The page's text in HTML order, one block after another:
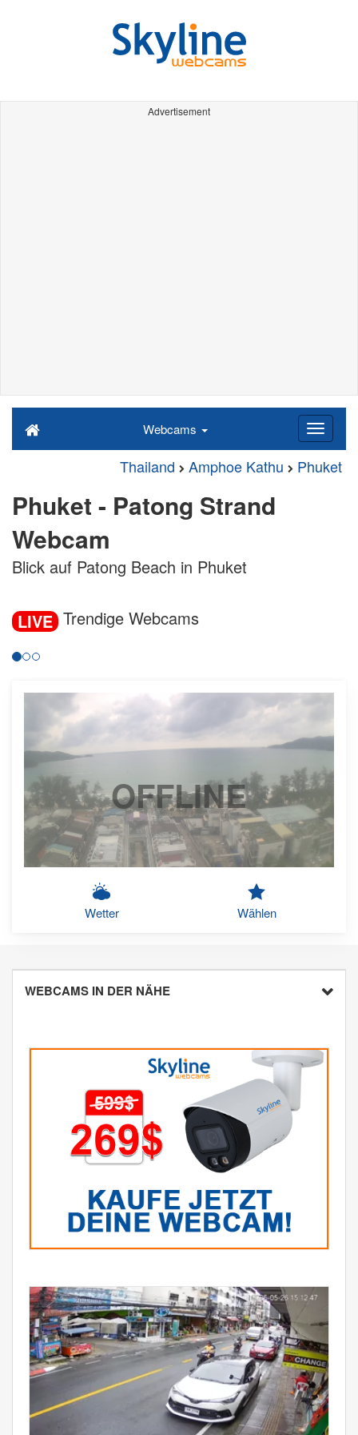
Advertisement
Webcams
Thailand Amphoe Kathu Phuket
Phuket - Patong Strand
Webcam
Blick auf Patong Beach in Phuket
LIVE Trendige Webcams
OFFLINE
Wetter Wählen
WEBCAMS IN DER NÄHE